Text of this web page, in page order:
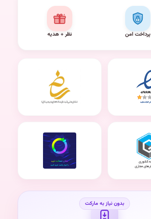
پرداخت امن نظر + هدیه